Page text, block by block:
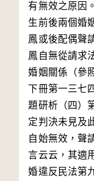
有無效之原因
生前後兩個婚
鳳或後配偶聲
鳳自無從請求
婚姻關係（參
下冊第一三七
題研析（四）
定判決未見及
自始無效，聲
言云云，其適
婚違反民法第